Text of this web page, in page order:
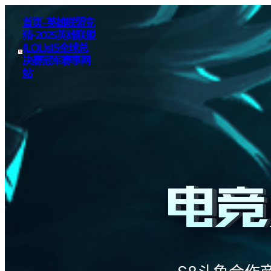
首页–英雄联盟竞
猜-2025英雄联盟
(LOL)s15全球总
决赛冠军赛事网
站